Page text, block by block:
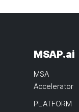
MSAP.ai
MSA
Accelerator
PLATFORM